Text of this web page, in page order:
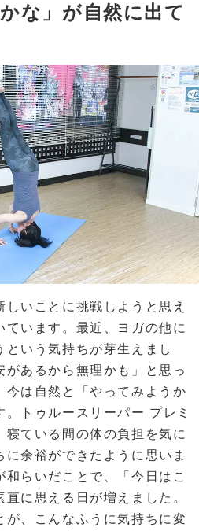
な」が自然に出て
いことに挑戦しようと思え
ています。最近、ヨガの他に
という気持ちが芽生えまし
があるから無理かも」と思っ
今は自然と「やってみようか
トゥルースリーパー プレミ
寝ている間の体の負担を気に
余裕ができたように思いま
らいだことで、「今日はこ
に思える日が増えました。
が、こんなふうに気持ちに変